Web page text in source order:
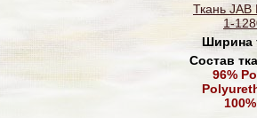
Ткань JAB
1-
Ширина
Состав
96%